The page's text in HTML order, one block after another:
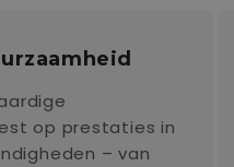
op prestaties in
– van